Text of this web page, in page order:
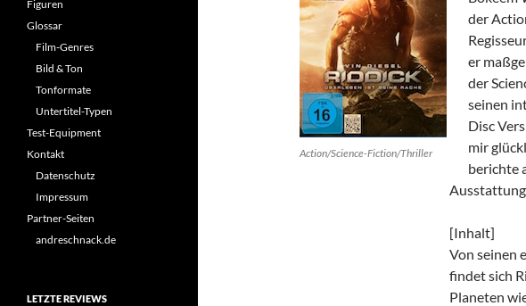
Action/Science-Fiction/Thriller
der
er
der
seinen
Disc
mir
berichte
[Inhalt]
Von seinen
findet sich
Planeten
Figuren
Glossar
Film-Genres
Bild & Ton
Tonformate
Untertitel-Typen
Test-Equipment
Kontakt
Datenschutz
Impressum
Partner-Seiten
andreschnack.de
LETZTE REVIEWS